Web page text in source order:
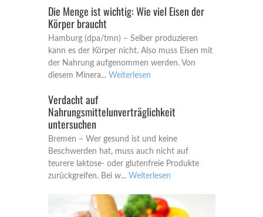
Die Menge ist wichtig: Wie viel Eisen der
Körper braucht
Hamburg (dpa/tmn) – Selber produzieren
kann es der Körper nicht. Also muss Eisen mit
der Nahrung aufgenommen werden. Von
diesem Minera... Weiterlesen
Verdacht auf
Nahrungsmittelunverträglichkeit
untersuchen
Bremen – Wer gesund ist und keine
Beschwerden hat, muss auch nicht auf
teurere laktose- oder glutenfreie Produkte
zurückgreifen. Bei w... Weiterlesen